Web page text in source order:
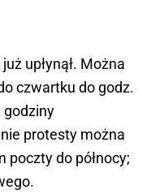
upłynął. Można
czwartku do godz.
godziny
protesty można
poczty do północy;